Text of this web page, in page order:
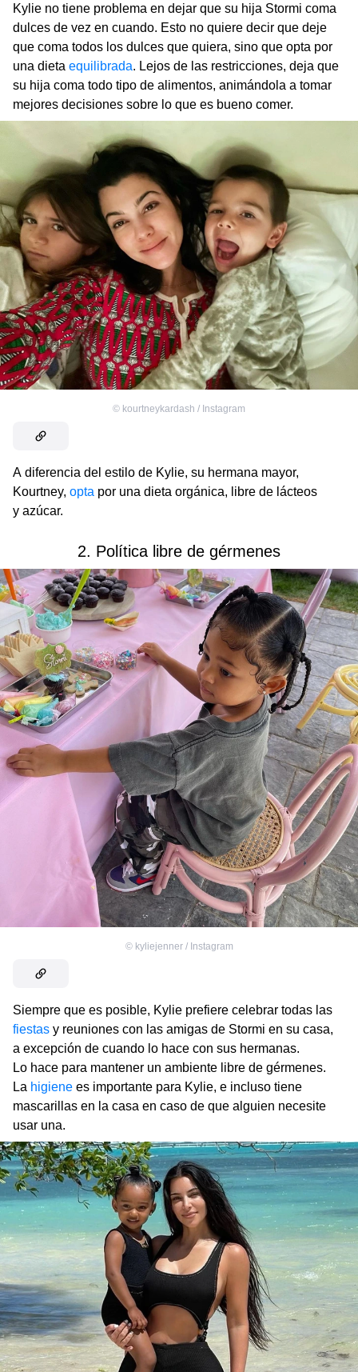
Kylie no tiene problema en dejar que su hija Stormi coma
dulces de vez en cuando. Esto no quiere decir que deje
que coma todos los dulces que quiera, sino que opta por
una dieta equilibrada. Lejos de las restricciones, deja que
su hija coma todo tipo de alimentos, animándola a tomar
mejores decisiones sobre lo que es bueno comer.
© kourtneykardash / Instagram
A diferencia del estilo de Kylie, su hermana mayor,
Kourtney, opta por una dieta orgánica, libre de lácteos
y azúcar.
2. Política libre de gérmenes
© kyliejenner / Instagram
Siempre que es posible, Kylie prefiere celebrar todas las
fiestas y reuniones con las amigas de Stormi en su casa,
a excepción de cuando lo hace con sus hermanas.
Lo hace para mantener un ambiente libre de gérmenes.
La higiene es importante para Kylie, e incluso tiene
mascarillas en la casa en caso de que alguien necesite
usar una.